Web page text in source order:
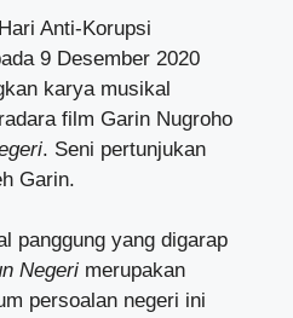
Anti-Korupsi
9 Desember 2020
karya musikal
film Garin Nugroho
. Seni pertunjukan
Garin.
panggung yang digarap
Negeri merupakan
persoalan negeri ini